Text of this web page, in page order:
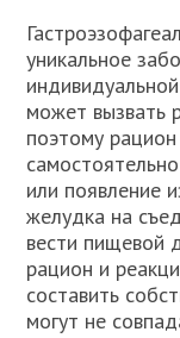
уникальное
может вызвать
поэтому
или появление
желудка на
вести пищевой
рацион и
составить
могут не